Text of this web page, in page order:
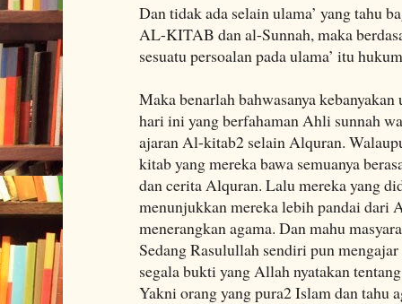
Dan tidak ada selain ulama’ yang tahu
AL-KITAB dan al-Sunnah, maka
sesuatu persoalan pada ulama’ itu
Maka benarlah bahwasanya
hari ini yang berfahaman Ahli sunnah
ajaran Al-kitab2 selain Alquran.
kitab yang mereka bawa semuanya
dan cerita Alquran. Lalu mereka yang
menunjukkan mereka lebih pandai dari
menerangkan agama. Dan mahu
Sedang Rasulullah sendiri pun
segala bukti yang Allah nyatakan
Yakni orang yang pura2 Islam dan tahu